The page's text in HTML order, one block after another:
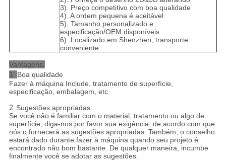
3). Preço competitivo com boa qualidade
4). A ordem pequena é aceitável
5). Tamanho personalizado e
especificação/OEM disponíveis
6). Localizado em Shenzhen, transporte
conveniente
Vantagens:
1. Boa qualidade
Fazer à máquina Include, tratamento de superfície,
especificação, embalagem, etc.
2. Sugestões apropriadas
Se você não é familiar com o material, tratamento ou algo de
superfície, diga-nos por favor sua exigência, de acordo com que
nós o fornecerá as sugestões apropriadas. Também, o conselho
estará dado durante fazer à máquina quando seu projeto é
encontrado não bom bastante. De qualquer maneira, incumbe
finalmente você se adotar as sugestões.